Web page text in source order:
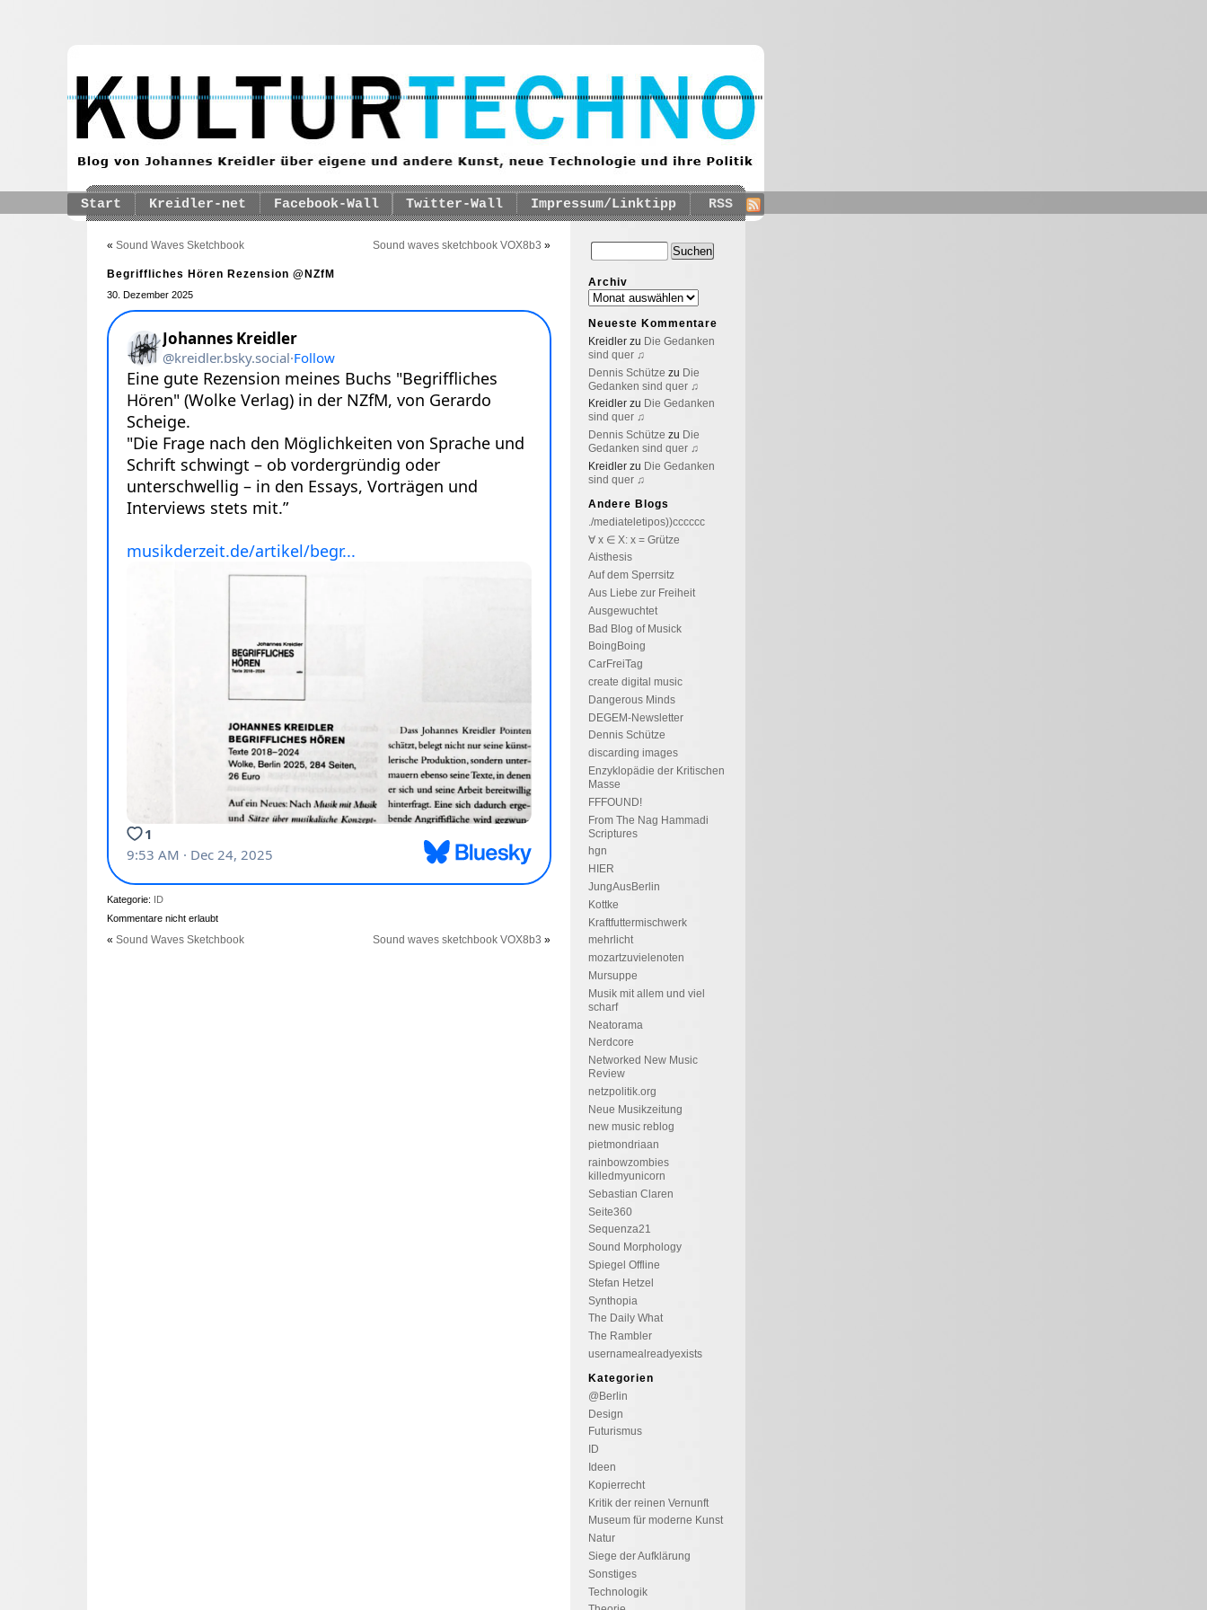
Start Kreidler-net Facebook-Wall Twitter-Wall Impressum/Linktipp RSS
« Sound Waves Sketchbook Sound waves sketchbook VOX8b3 »
Begriffliches Hören Rezension @NZfM
30. Dezember 2025
Kategorie:
ID
Kommentare nicht erlaubt
« Sound Waves Sketchbook Sound waves sketchbook VOX8b3 »
Archiv
Neueste Kommentare
Kreidler zu Die Gedanken
sind quer ♫
Dennis Schütze zu Die
Gedanken sind quer ♫
Kreidler zu Die Gedanken
sind quer ♫
Dennis Schütze zu Die
Gedanken sind quer ♫
Kreidler zu Die Gedanken
sind quer ♫
Andere Blogs
./mediateletipos))cccccc
∀ x ∈ X: x = Grütze
Aisthesis
Auf dem Sperrsitz
Aus Liebe zur Freiheit
Ausgewuchtet
Bad Blog of Musick
BoingBoing
CarFreiTag
create digital music
Dangerous Minds
DEGEM-Newsletter
Dennis Schütze
discarding images
Enzyklopädie der Kritischen
Masse
FFFOUND!
From The Nag Hammadi
Scriptures
hgn
HIER
JungAusBerlin
Kottke
Kraftfuttermischwerk
mehrlicht
mozartzuvielenoten
Mursuppe
Musik mit allem und viel
scharf
Neatorama
Nerdcore
Networked New Music
Review
netzpolitik.org
Neue Musikzeitung
new music reblog
pietmondriaan
rainbowzombies
killedmyunicorn
Sebastian Claren
Seite360
Sequenza21
Sound Morphology
Spiegel Offline
Stefan Hetzel
Synthopia
The Daily What
The Rambler
usernamealreadyexists
Kategorien
@Berlin
Design
Futurismus
ID
Ideen
Kopierrecht
Kritik der reinen Vernunft
Museum für moderne Kunst
Natur
Siege der Aufklärung
Sonstiges
Technologik